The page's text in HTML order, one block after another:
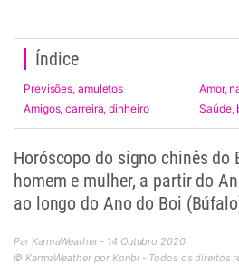
Índice
Previsões, amuletos
Amor,
Amigos, carreira, dinheiro
Saúde,
Horóscopo do signo chinês do
homem e mulher, a partir do
ao longo do Ano do Boi
Par KarmaWeather - 14 Outubro 2020
© KarmaWeather por Konbi - Todos os direitos